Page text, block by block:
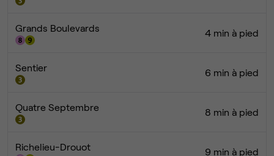
Grands Boulevards 4 min à pied
Sentier 6 min à pied
Quatre Septembre 8 min à pied
Richelieu-Drouot 9 min à pied